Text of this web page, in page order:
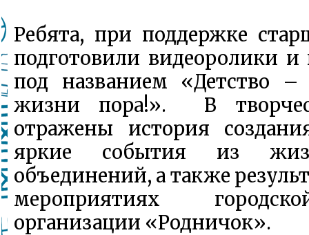
Ребята, при поддержке
подготовили видеоролики
под названием «Детство –
жизни пора!». В
отражены история
яркие события из
объединений, а также
мероприятиях
организации «Родничок».